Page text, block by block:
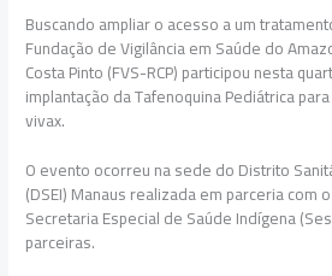
Buscando ampliar o acesso a um
Fundação de Vigilância em Saúde do
Costa Pinto (FVS-RCP) participou nesta
implantação da Tafenoquina Pediátrica
vivax.
O evento ocorreu na sede do Distrito
(DSEI) Manaus realizada em parceria com
Secretaria Especial de Saúde Indígena
parceiras.